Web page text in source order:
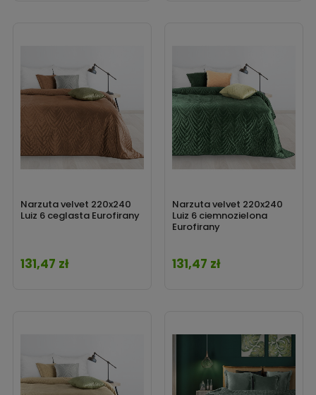
Narzuta velvet 220x240
Luiz 6 ceglasta Eurofirany
Cena
131,47 zł
Narzuta velvet 220x240
Luiz 6 ciemnozielona
Eurofirany
Cena
131,47 zł